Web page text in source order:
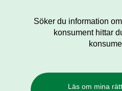
Söker du information
konsument hittar
Läs om mina